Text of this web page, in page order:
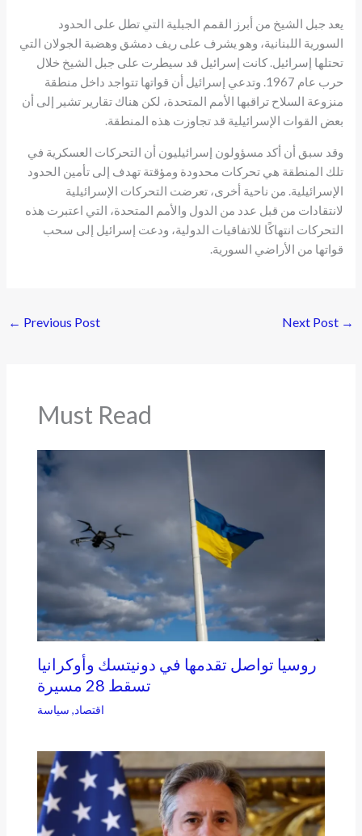
يعد جبل الشيخ من أبرز القمم الجبلية التي تطل على الحدود
السورية اللبنانية، وهو يشرف على ريف دمشق وهضبة الجولان التي
تحتلها إسرائيل. كانت إسرائيل قد سيطرت على جبل الشيخ خلال
حرب عام 1967. وتدعي إسرائيل أن قواتها تتواجد داخل منطقة
منزوعة السلاح تراقبها الأمم المتحدة، لكن هناك تقارير تشير إلى أن
بعض القوات الإسرائيلية قد تجاوزت هذه المنطقة.
وقد سبق أن أكد مسؤولون إسرائيليون أن التحركات العسكرية في
تلك المنطقة هي تحركات محدودة ومؤقتة تهدف إلى تأمين الحدود
الإسرائيلية. من ناحية أخرى، تعرضت التحركات الإسرائيلية
لانتقادات من قبل عدد من الدول والأمم المتحدة، التي اعتبرت هذه
التحركات انتهاكًا للاتفاقيات الدولية، ودعت إسرائيل إلى سحب
قواتها من الأراضي السورية.
← Previous Post Next Post →
Must Read
روسيا تواصل تقدمها في دونيتسك وأوكرانيا
تسقط 28 مسيرة
اقتصاد, سياسة